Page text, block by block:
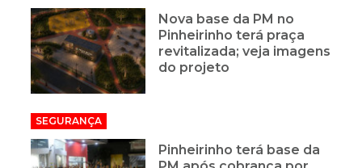
Nova base da PM no
Pinheirinho terá praça
revitalizada; veja imagens
do projeto
SEGURANÇA
Pinheirinho terá base da